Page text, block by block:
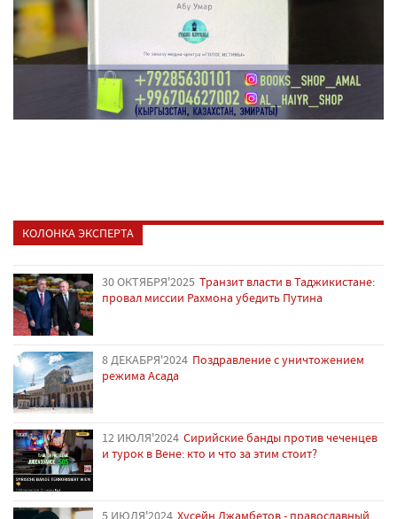
КОЛОНКА ЭКСПЕРТА
30 ОКТЯБРЯ'2025 Транзит власти в Таджикистане:
провал миссии Рахмона убедить Путина
8 ДЕКАБРЯ'2024 Поздравление с уничтожением
режима Асада
12 ИЮЛЯ'2024 Сирийские банды против чеченцев
и турок в Вене: кто и что за этим стоит?
5 ИЮЛЯ'2024 Хусейн Джамбетов - православный